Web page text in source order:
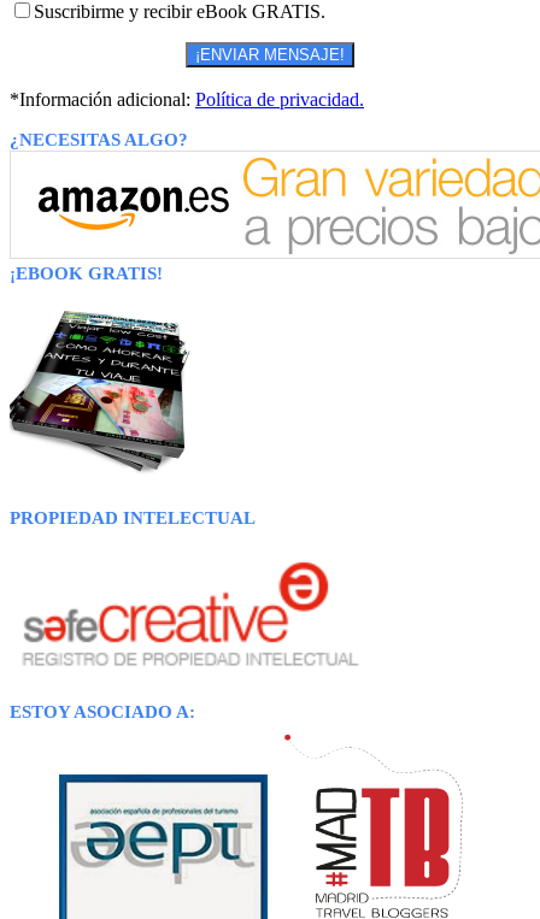
Suscribirme y recibir eBook GRATIS.
*Información adicional: Política de privacidad.
¿NECESITAS ALGO?
¡EBOOK GRATIS!
PROPIEDAD INTELECTUAL
ESTOY ASOCIADO A: